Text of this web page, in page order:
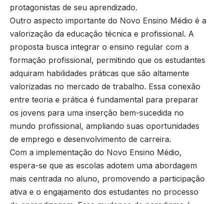
protagonistas de seu aprendizado.
Outro aspecto importante do Novo Ensino Médio é a
valorização da educação técnica e profissional. A
proposta busca integrar o ensino regular com a
formação profissional, permitindo que os estudantes
adquiram habilidades práticas que são altamente
valorizadas no mercado de trabalho. Essa conexão
entre teoria e prática é fundamental para preparar
os jovens para uma inserção bem-sucedida no
mundo profissional, ampliando suas oportunidades
de emprego e desenvolvimento de carreira.
Com a implementação do Novo Ensino Médio,
espera-se que as escolas adotem uma abordagem
mais centrada no aluno, promovendo a participação
ativa e o engajamento dos estudantes no processo